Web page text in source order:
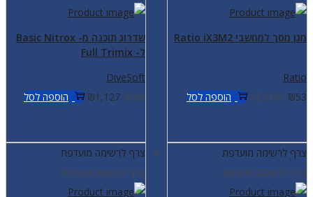
מגן מסך למחשבי Ratio iX3M2
Ratio
AC010X ₪53 הוספה לסל
שדרוג תוכנה מ- Basic Nitrox
ל- Full Trimix
DiveSoft
4006
₪1,127 הוספה לסל
צרף לרשימה מועדפת
צרף לרשימה מועדפת
צרף לרשימה מועדפת
צרף לרשימה מועדפת